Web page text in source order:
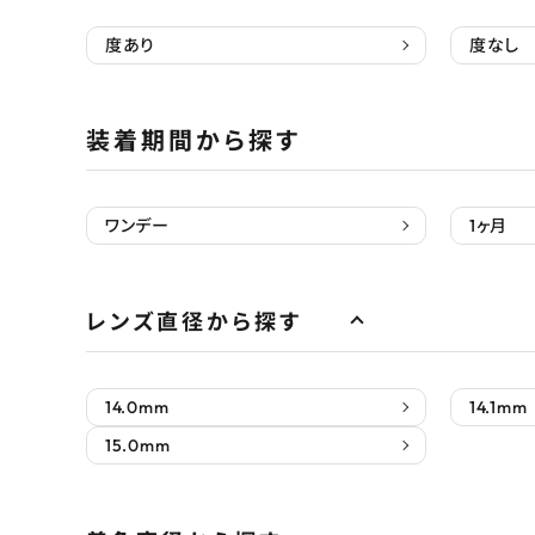
度あり 度なし
装着期間から探す
ワンデー 1ヶ月
レンズ直径から探す
14.0mm 14.1mm
15.0mm